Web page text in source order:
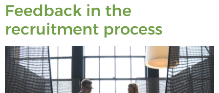
Feedback in the
recruitment process